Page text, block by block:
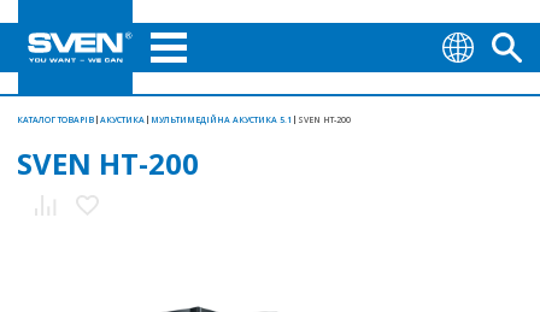
КАТАЛОГ ТОВАРІВ АКУСТИКА МУЛЬТИМЕДІЙНА АКУСТИКА 5.1 SVEN HT-200
SVEN HT-200